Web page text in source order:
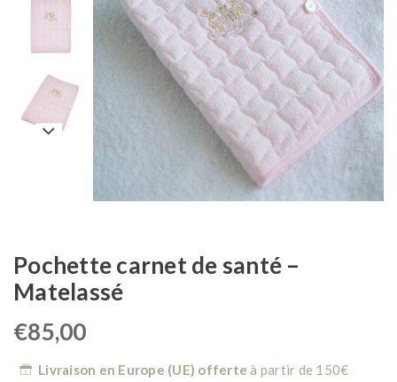
Pochette carnet de santé –
Matelassé
€85,00
Livraison en Europe (UE) offerte à partir de 150€